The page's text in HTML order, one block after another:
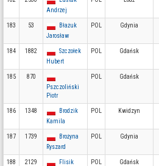
Andrzej
183 53
Błażuk
Jarosław
POL Gdynia
184 1882
Szczołek
Hubert
POL Gdańsk
185
870
Pszczoliński
Piotr
POL Gdańsk
186 1348
Brodzik
Kamila
POL Kwidzyn
187 1739
Brożyna
Ryszard
POL Gdynia
188 2129
Flisik
POL Gdańsk